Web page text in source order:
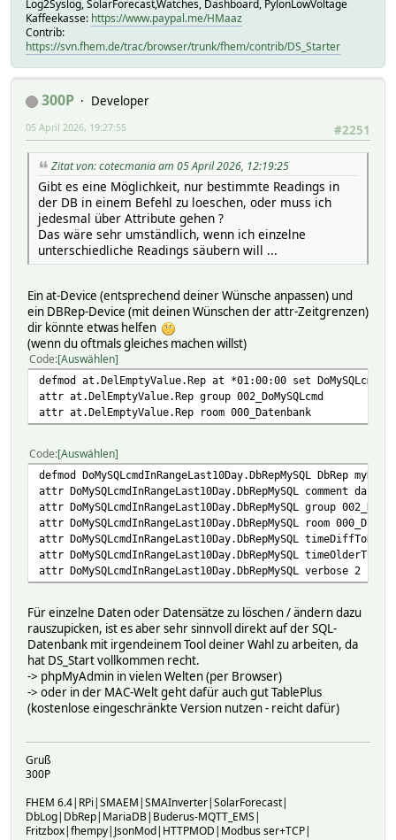
Log2Syslog, SolarForecast,Watches, Dashboard, PylonLowVoltage
Kaffeekasse: https://www.paypal.me/HMaaz
Contrib:
https://svn.fhem.de/trac/browser/trunk/fhem/contrib/DS_Starter
300P
Developer
#2251
05 April 2026, 19:27:55
Zitat von: cotecmania am 05 April 2026, 12:19:25
Gibt es eine Möglichkeit, nur bestimmte Readings in
der DB in einem Befehl zu loeschen, oder muss ich
jedesmal über Attribute gehen ?
Das wäre sehr umständlich, wenn ich einzelne
unterschiedliche Readings säubern will ...
Ein at-Device (entsprechend deiner Wünsche anpassen) und
ein DBRep-Device (mit deinen Wünschen der attr-Zeitgrenzen)
dir könnte etwas helfen
(wenn du oftmals gleiches machen willst)
Code Auswählen
defmod at.DelEmptyValue.Rep at *01:00:00 set
attr at.DelEmptyValue.Rep group 002_DoMySQLcmd
attr at.DelEmptyValue.Rep room 000_Datenbank
Code Auswählen
defmod DoMySQLcmdInRangeLast10Day.DbRepMySQL DbRep
attr DoMySQLcmdInRangeLast10Day.DbRepMySQL comment
attr DoMySQLcmdInRangeLast10Day.DbRepMySQL group
attr DoMySQLcmdInRangeLast10Day.DbRepMySQL room
attr DoMySQLcmdInRangeLast10Day.DbRepMySQL
attr DoMySQLcmdInRangeLast10Day.DbRepMySQL
attr DoMySQLcmdInRangeLast10Day.DbRepMySQL verbose 2
Für einzelne Daten oder Datensätze zu löschen / ändern dazu
rauszupicken, ist es aber sehr sinnvoll direkt auf der SQL-
Datenbank mit irgendeinem Tool deiner Wahl zu arbeiten, da
hat DS_Start vollkommen recht.
-> phpMyAdmin in vielen Welten (per Browser)
-> oder in der MAC-Welt geht dafür auch gut TablePlus
(kostenlose eingeschränkte Version nutzen - reicht dafür)
Gruß
300P
FHEM 6.4|RPi|SMAEM|SMAInverter|SolarForecast|
DbLog|DbRep|MariaDB|Buderus-MQTT_EMS|
Fritzbox|fhempy|JsonMod|HTTPMOD|Modbus ser+TCP|